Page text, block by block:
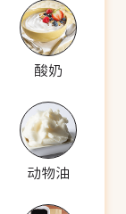
酸奶
动物油